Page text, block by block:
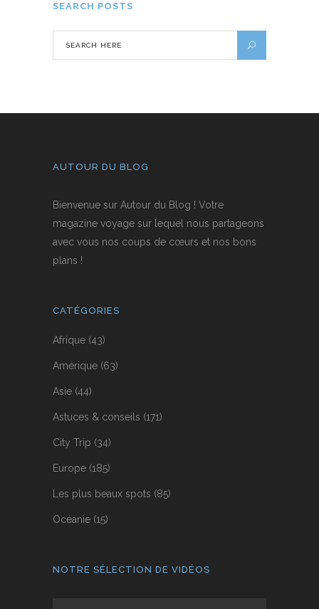
SEARCH POSTS
AUTOUR DU BLOG
Bienvenue sur Autour du Blog ! Votre
magazine voyage sur lequel nous partageons
avec vous nos coups de cœurs et nos bons
plans !
CATÉGORIES
Afrique (43)
Amérique (63)
Asie (44)
Astuces & conseils (171)
City Trip (34)
Europe (185)
Les plus beaux spots (85)
Océanie (15)
NOTRE SÉLECTION DE VIDÉOS